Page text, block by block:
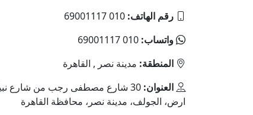
رقم الهاتف: 010 69001117
واتساب: 010 69001117
المنطقة: مدينة نصر , القاهرة
العنوان:
30 شارع مصطفى رجب من شارع
ارض، الجولف، مدينة نصر، محافظة القاهرة‬